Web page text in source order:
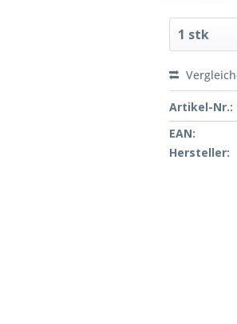
Artikel-Nr.:
EAN:
Hersteller: